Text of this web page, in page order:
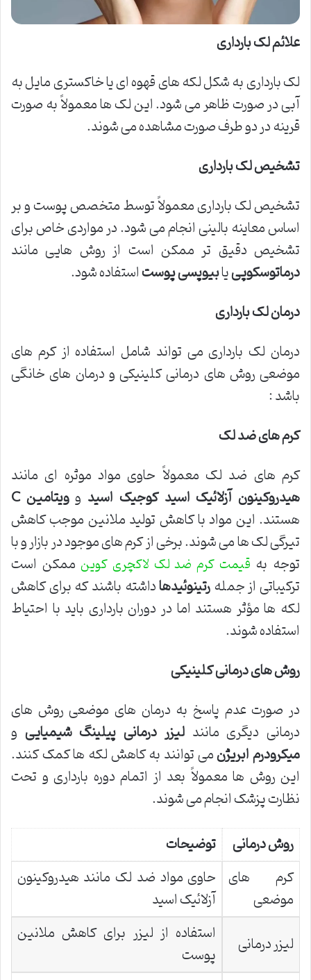
علائم لک بارداری
لک بارداری به شکل لکه های قهوه ای یا خاکستری مایل به
آبی در صورت ظاهر می شود. این لک ها معمولاً به صورت
قرینه در دو طرف صورت مشاهده می شوند.
تشخیص لک بارداری
تشخیص لک بارداری معمولاً توسط متخصص پوست و بر
اساس معاینه بالینی انجام می شود. در مواردی خاص برای
تشخیص دقیق تر ممکن است از روش هایی مانند
درماتوسکوپییابیوپسی پوستاستفاده شود.
درمان لک بارداری
درمان لک بارداری می تواند شامل استفاده از کرم های
موضعی روش های درمانی کلینیکی و درمان های خانگی
باشد :
کرم های ضد لک
کرم های ضد لک معمولاً حاوی مواد موثره ای مانند
هیدروکینون آزلائیک اسید کوجیک اسید وویتامین C
هستند. این مواد با کاهش تولید ملانین موجب کاهش
تیرگی لک ها می شوند. برخی از کرم های موجود در بازار و با
توجه به قیمت کرم ضد لک لاکچری کوینممکن است
ترکیباتی از جملهرتینوئیدهاداشته باشند که برای کاهش
لکه ها مؤثر هستند اما در دوران بارداری باید با احتیاط
استفاده شوند.
روش های درمانی کلینیکی
در صورت عدم پاسخ به درمان های موضعی روش های
درمانی دیگری مانندلیزر درمانی پیلینگ شیمیایی و
میکرودرم ابریژنمی توانند به کاهش لکه ها کمک کنند.
این روش ها معمولاً بعد از اتمام دوره بارداری و تحت
نظارت پزشک انجام می شوند.
روش درمانی
توضیحات
کرم های
موضعی
حاوی مواد ضد لک مانند هیدروکینون
آزلائیک اسید
لیزر درمانی
استفاده از لیزر برای کاهش ملانین
پوست